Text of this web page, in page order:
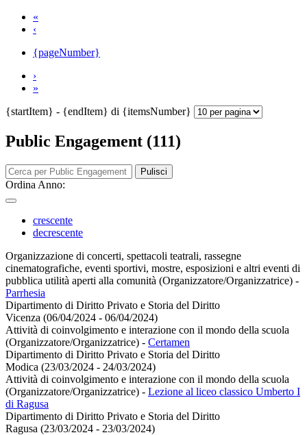
«
‹
{pageNumber}
›
»
{startItem} - {endItem} di {itemsNumber}
Public Engagement (111)
Pulisci
Ordina Anno:
crescente
decrescente
Organizzazione di concerti, spettacoli teatrali, rassegne
cinematografiche, eventi sportivi, mostre, esposizioni e altri eventi di
pubblica utilità aperti alla comunità (Organizzatore/Organizzatrice) -
Parrhesia
Dipartimento di Diritto Privato e Storia del Diritto
Vicenza (06/04/2024 - 06/04/2024)
Attività di coinvolgimento e interazione con il mondo della scuola
(Organizzatore/Organizzatrice) - Certamen
Dipartimento di Diritto Privato e Storia del Diritto
Modica (23/03/2024 - 24/03/2024)
Attività di coinvolgimento e interazione con il mondo della scuola
(Organizzatore/Organizzatrice) - Lezione al liceo classico Umberto I
di Ragusa
Dipartimento di Diritto Privato e Storia del Diritto
Ragusa (23/03/2024 - 23/03/2024)